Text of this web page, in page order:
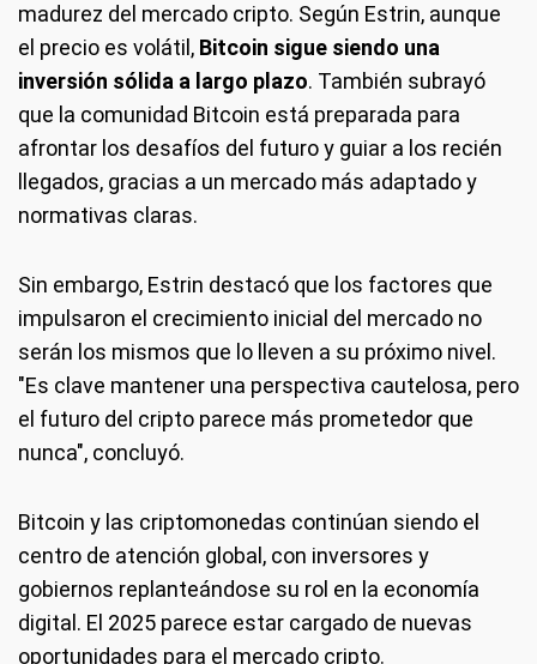
madurez del mercado cripto. Según Estrin, aunque
el precio es volátil, Bitcoin sigue siendo una
inversión sólida a largo plazo. También subrayó
que la comunidad Bitcoin está preparada para
afrontar los desafíos del futuro y guiar a los recién
llegados, gracias a un mercado más adaptado y
normativas claras.
Sin embargo, Estrin destacó que los factores que
impulsaron el crecimiento inicial del mercado no
serán los mismos que lo lleven a su próximo nivel.
"Es clave mantener una perspectiva cautelosa, pero
el futuro del cripto parece más prometedor que
nunca", concluyó.
Bitcoin y las criptomonedas continúan siendo el
centro de atención global, con inversores y
gobiernos replanteándose su rol en la economía
digital. El 2025 parece estar cargado de nuevas
oportunidades para el mercado cripto.